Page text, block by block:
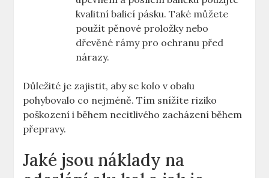
kvalitní balicí pásku. Také můžete
použít pěnové proložky nebo
dřevěné rámy pro ochranu před
nárazy.
Důležité je zajistit, aby se kolo v obalu
pohybovalo co nejméně. Tím snížíte riziko
poškození i během necitlivého zacházení během
přepravy.
Jaké jsou náklady na